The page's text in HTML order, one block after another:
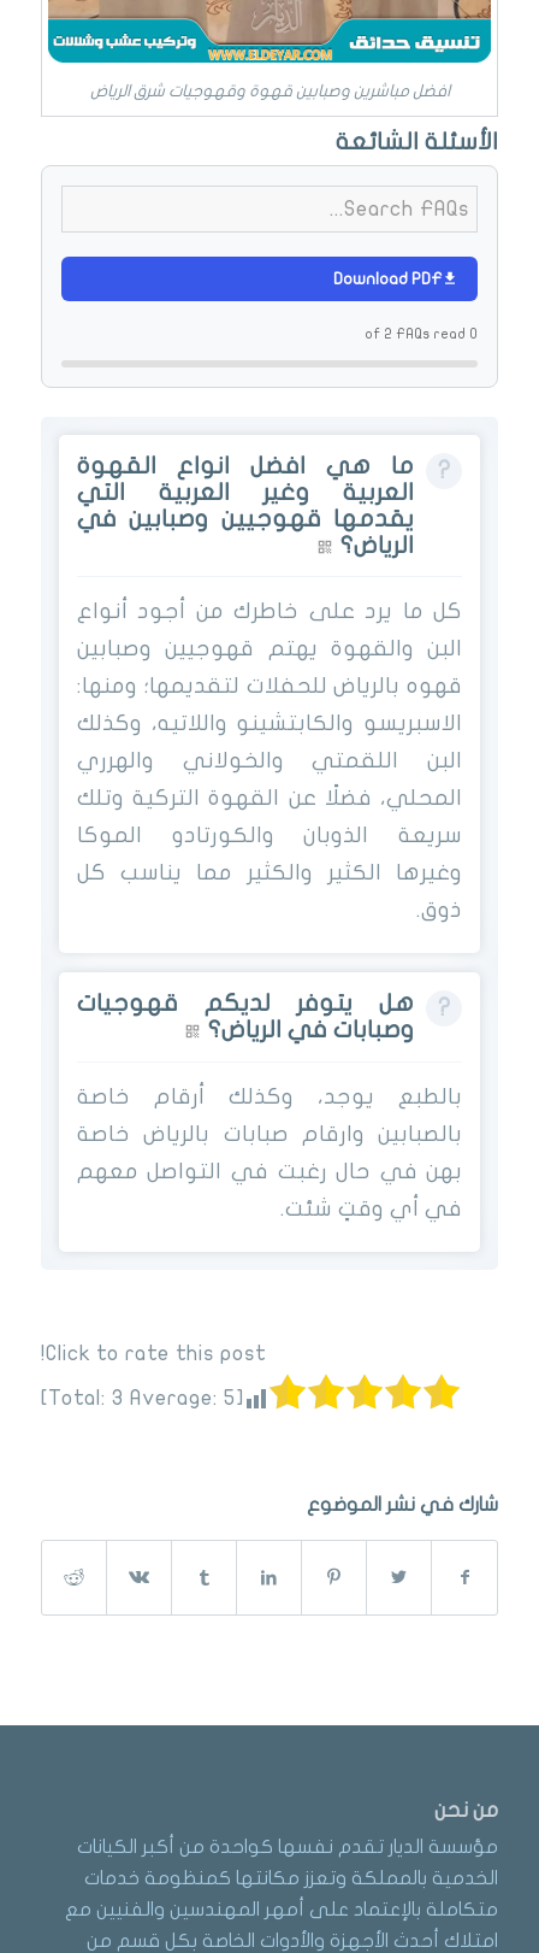
افضل مباشرين وصبابين قهوة وقهوجيات شرق الرياض
الأسئلة الشائعة
Download PDF
0 of 2 FAQs read
ما هي افضل انواع القهوة
العربية وغير العربية التي
يقدمها قهوجيين وصبابين في
الرياض؟
كل ما يرد على خاطرك من أجود أنواع
البن والقهوة يهتم قهوجيين وصبابين
قهوه بالرياض للحفلات لتقديمها؛ ومنها:
الاسبريسو والكابتشينو واللاتيه، وكذلك
البن اللقمتي والخولاني والهرري
المحلي، فضلًا عن القهوة التركية وتلك
سريعة الذوبان والكورتادو الموكا
وغيرها الكثير والكثير مما يناسب كل
ذوق.
هل يتوفر لديكم قهوجيات
وصبابات في الرياض؟
بالطبع يوجد، وكذلك أرقام خاصة
بالصبابين وارقام صبابات بالرياض خاصة
بهن في حال رغبت في التواصل معهم
في أي وقتٍ شئت.
Click to rate this post!
[Total:
3 Average: 5
]
شارك في نشر الموضوع
من نحن
مؤسسة الديار تقدم نفسها كواحدة من أكبر الكيانات
الخدمية بالمملكة وتعزز مكانتها كمنظومة خدمات
متكاملة بالإعتماد على أمهر المهندسين والفنيين مع
امتلاك أحدث الأجهزة والأدوات الخاصة بكل قسم من